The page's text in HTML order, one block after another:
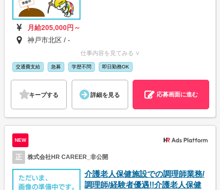
月給205,000円～
神戸市北区 / -
仕事内容を見てみる ∨
交通費支給 急募 学歴不問 即日勤務OK
キープする 詳細を見る 応募画面に進む
NEW
正 株式会社HR CAREER_非公開
介護老人保健施設での調理師業務/
調理師/経験者優遇!!介護老人保健